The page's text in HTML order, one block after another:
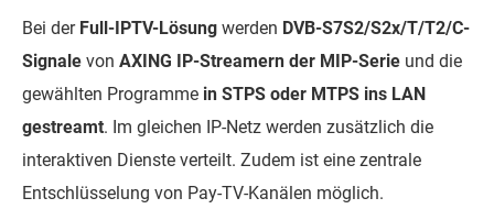
Bei der Full-IPTV-Lösung werden DVB-S7S2/S2x/T/T2/C-
Signale von AXING IP-Streamern der MIP-Serie und die
gewählten Programme in STPS oder MTPS ins LAN
gestreamt. Im gleichen IP-Netz werden zusätzlich die
interaktiven Dienste verteilt. Zudem ist eine zentrale
Entschlüsselung von Pay-TV-Kanälen möglich.